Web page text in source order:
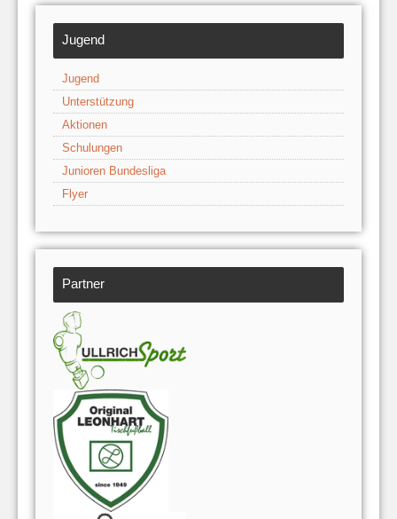
Jugend
Jugend
Unterstützung
Aktionen
Schulungen
Junioren Bundesliga
Flyer
Partner